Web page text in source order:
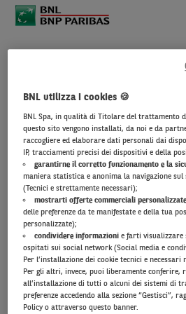
Inserisci i dati
presto da un Consulente
BNL.
Cliccando “prosegui” dichiaro di
dell’ Informativa Privacy.
BNL utilizza i cookies 🍪
BNL Spa, in qualità di Titolare del trattamento
questo sito vengono installati, da noi e da
raccogliere ed elaborare dati personali dai
IP, tracciamenti precisi dei dispositivi e della
garantirne il corretto funzionamento e la
maniera statistica e anonima la navigazione
(Tecnici e strettamente necessari);
mostrarti offerte commerciali personalizzate
delle preferenze da te manifestate e della tua
personalizzate);
condividere informazionie farti visualizzare
ospitati sui social network (Social media e
Per l’installazione dei cookie tecnici e
Per gli altri, invece, puoi liberamente conferire,
all’installazione di tutti o alcuni dei sistemi di
preferenze accedendo alla sezione “Gestisci”,
Policy o attraverso questo banner.